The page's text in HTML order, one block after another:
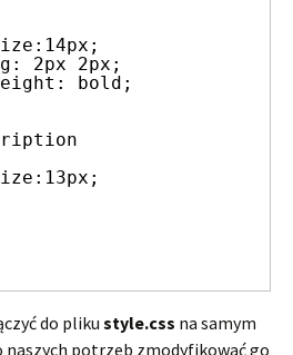
2px 2px;
bold;
do pliku style.css na samym
naszych potrzeb zmodyfikować go